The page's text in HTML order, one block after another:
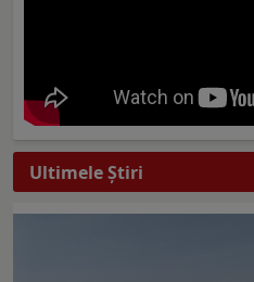
Ultimele Ştiri